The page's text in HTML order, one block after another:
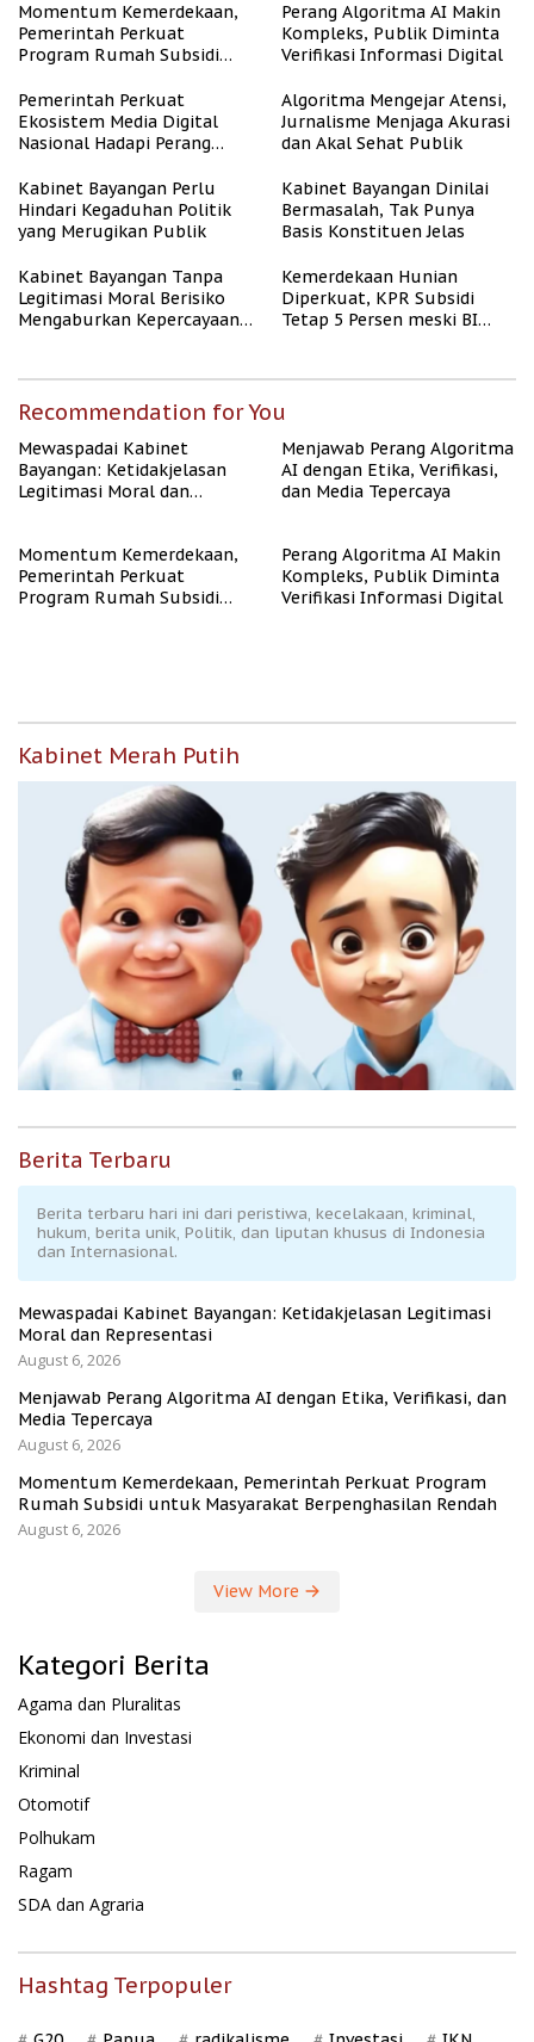
Momentum Kemerdekaan,
Pemerintah Perkuat
Program Rumah Subsidi
Berpenghasilan Rendah
Perang Algoritma AI Makin
Kompleks, Publik Diminta
Verifikasi Informasi Digital
Pemerintah Perkuat
Ekosistem Media Digital
Nasional Hadapi Perang
Algoritma Mengejar Atensi,
Jurnalisme Menjaga Akurasi
dan Akal Sehat Publik
Kabinet Bayangan Perlu
Hindari Kegaduhan Politik
yang Merugikan Publik
Kabinet Bayangan Dinilai
Bermasalah, Tak Punya
Basis Konstituen Jelas
Kabinet Bayangan Tanpa
Legitimasi Moral Berisiko
Mengaburkan Kepercayaan
Kemerdekaan Hunian
Diperkuat, KPR Subsidi
Tetap 5 Persen meski BI
Recommendation for You
Mewaspadai Kabinet
Bayangan: Ketidakjelasan
Legitimasi Moral dan
Menjawab Perang Algoritma
AI dengan Etika, Verifikasi,
dan Media Tepercaya
Momentum Kemerdekaan,
Pemerintah Perkuat
Program Rumah Subsidi
Perang Algoritma AI Makin
Kompleks, Publik Diminta
Verifikasi Informasi Digital
Kabinet Merah Putih
Berita Terbaru
Berita terbaru hari ini dari peristiwa, kecelakaan, kriminal,
hukum, berita unik, Politik, dan liputan khusus di Indonesia
dan Internasional.
Mewaspadai Kabinet Bayangan: Ketidakjelasan Legitimasi
Moral dan Representasi
August 6, 2026
Menjawab Perang Algoritma AI dengan Etika, Verifikasi, dan
Media Tepercaya
August 6, 2026
Momentum Kemerdekaan, Pemerintah Perkuat Program
Rumah Subsidi untuk Masyarakat Berpenghasilan Rendah
August 6, 2026
View More
Kategori Berita
Agama dan Pluralitas
Ekonomi dan Investasi
Kriminal
Otomotif
Polhukam
Ragam
SDA dan Agraria
Hashtag Terpopuler